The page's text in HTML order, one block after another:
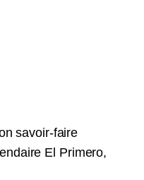
savoir-faire
El Primero,